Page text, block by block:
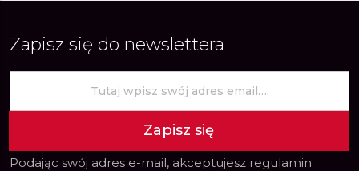
Zapisz się do newslettera
Zapisz się
Podając swój adres e-mail, akceptujesz regulamin